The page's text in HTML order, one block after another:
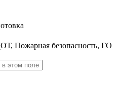
Пожарная безопасность, ГО